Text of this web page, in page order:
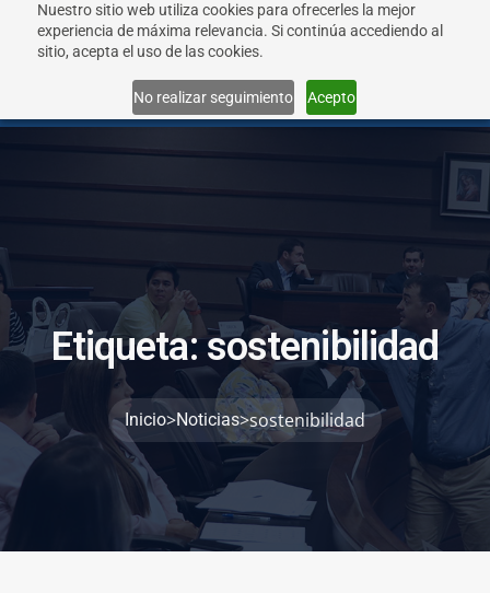
Nuestro sitio web utiliza cookies para ofrecerles la mejor
experiencia de máxima relevancia. Si continúa accediendo al
sitio, acepta el uso de las cookies.
No realizar seguimiento Acepto
Etiqueta:sostenibilidad
Inicio>Noticias>sostenibilidad